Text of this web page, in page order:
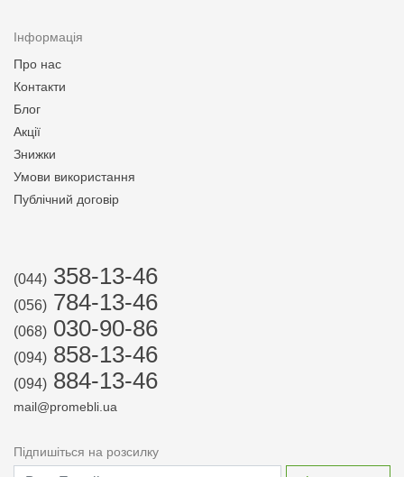
Інформація
Про нас
Контакти
Блог
Акції
Знижки
Умови використання
Публічний договір
(044) 358-13-46
(056) 784-13-46
(068) 030-90-86
(094) 858-13-46
(094) 884-13-46
mail@promebli.ua
Підпишіться на розсилку